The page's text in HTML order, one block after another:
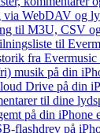
WebDAV og
til M3U, CSV
til
fra
musik på din
Drive på din
til dine
på din iPhone
flashdrev på